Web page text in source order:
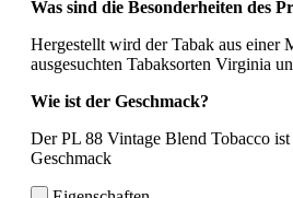
Was sind die Besonderheiten des
Hergestellt wird der Tabak aus einer
ausgesuchten Tabaksorten Virginia
Wie ist der Geschmack?
Der PL 88 Vintage Blend Tobacco
Geschmack